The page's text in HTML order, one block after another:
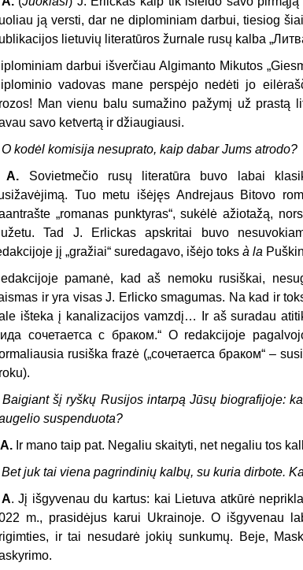
ją versti, dar ne diplominiam darbui, tiesiog
lietuvių literatūros žurnale rusų kalba
darbui išverčiau Algimanto Mikutos
vadovas mane perspėjo nedėti jo
Man vienu balu sumažino pažymį už prastą
savo ketvertą ir džiaugiausi.
kodėl komisija nesuprato, kaip dabar Jums atrodo?
A. Sovietmečio rusų literatūra buvo labai
Tuo metu išėjęs Andrejaus Bitovo
„romanas punktyras“, sukėlė ažiotažą,
Tad J. Erlickas apskritai buvo
jį „gražiai“ suredagavo, išėjo toks à la
pamanė, kad aš nemoku rusiškai,
ir yra visas J. Erlicko smagumas. Na kad ir
išteka į kanalizacijos vamzdį… Ir aš suradau
сочетаетса с браком.“ O redakcijoje
rusiška frazė („сочетаетса браком“ –
šį ryškų Rusijos intarpą Jūsų biografijoje:
suspenduota?
A. Ir mano taip pat. Negaliu skaityti, net negaliu tos
juk tai viena pagrindinių kalbų, su kuria dirbote.
A. Jį išgyvenau du kartus: kai Lietuva atkūrė
m., prasidėjus karui Ukrainoje. O išgyvenau
ir tai nesudarė jokių sunkumų. Beje,